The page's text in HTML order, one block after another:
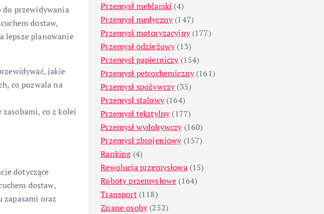
do przewidywania
dostaw,
lepsze planowanie
jakie
co pozwala na
co z kolei
dotyczące
dostaw,
oraz
Przemysł meblarski (4)
Przemysł medyczny(147)
Przemysł motoryzacyjny(177)
Przemysł odzieżowy(13)
Przemysł papierniczy(154)
Przemysł petrochemiczny(161)
Przemysł spożywczy(35)
Przemysł stalowy(164)
Przemysł tekstylny(177)
Przemysł wydobywczy(160)
Przemysł zbrojeniowy(157)
Ranking(4)
Rewolucja przemysłowa(15)
Roboty przemysłowe (164)
Transport(118)
Znane osoby(252)